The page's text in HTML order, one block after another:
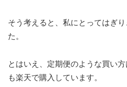
そう考えると、私にとってはぎ
た。
とはいえ、定期便のような買い
も楽天で購入しています。